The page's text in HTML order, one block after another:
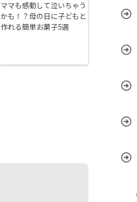
ママも感動して泣いちゃう
かも！？母の日に子どもと
作れる簡単お菓子5選